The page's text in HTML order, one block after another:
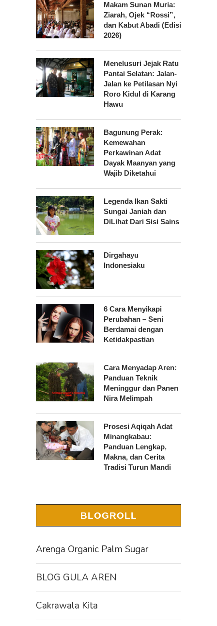
Makam Sunan Muria:
Ziarah, Ojek “Rossi”,
dan Kabut Abadi (Edisi
2026)
Menelusuri Jejak Ratu
Pantai Selatan: Jalan-
Jalan ke Petilasan Nyi
Roro Kidul di Karang
Hawu
Bagunung Perak:
Kemewahan
Perkawinan Adat
Dayak Maanyan yang
Wajib Diketahui
Legenda Ikan Sakti
Sungai Janiah dan
DiLihat Dari Sisi Sains
Dirgahayu
Indonesiaku
6 Cara Menyikapi
Perubahan – Seni
Berdamai dengan
Ketidakpastian
Cara Menyadap Aren:
Panduan Teknik
Meninggur dan Panen
Nira Melimpah
Prosesi Aqiqah Adat
Minangkabau:
Panduan Lengkap,
Makna, dan Cerita
Tradisi Turun Mandi
BLOGROLL
Arenga Organic Palm Sugar
BLOG GULA AREN
Cakrawala Kita